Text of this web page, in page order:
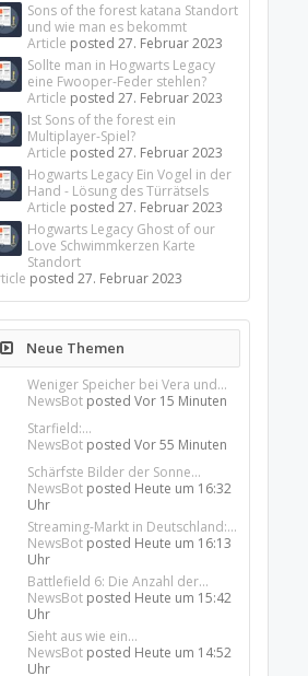
Sons of the forest katana Standort
und wie man es bekommt
Article posted27. Februar 2023
Sollte man in Hogwarts Legacy
eine Fwooper-Feder stehlen?
Article posted27. Februar 2023
Ist Sons of the forest ein
Multiplayer-Spiel?
Article posted27. Februar 2023
Hogwarts Legacy Ein Vogel in der
Hand - Lösung des Türrätsels
Article posted27. Februar 2023
Hogwarts Legacy Ghost of our
Love Schwimmkerzen Karte
Standort
posted27. Februar 2023
Neue Themen
Weniger Speicher bei Vera und...
NewsBot postedVor 15 Minuten
Starfield:...
NewsBot postedVor 55 Minuten
Schärfste Bilder der Sonne...
NewsBot posted Heute um 16:32
Uhr
Streaming-Markt in Deutschland:...
NewsBot posted Heute um 16:13
Uhr
Battlefield 6: Die Anzahl der...
NewsBot posted Heute um 15:42
Uhr
Sieht aus wie ein...
NewsBot posted Heute um 14:52
Uhr